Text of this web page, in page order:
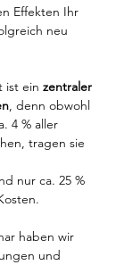
Effekten Ihr
neu
ist ein zentraler
, denn obwohl
4 % aller
tragen sie
nur ca. 25 %
haben wir
und